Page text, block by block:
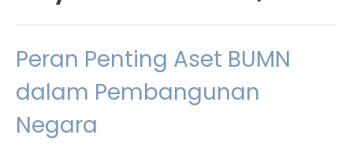
Peran Penting Aset BUMN
dalam Pembangunan
Negara